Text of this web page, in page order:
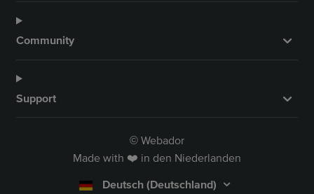
Community
Support
© Webador
Made with ❤️ in den Niederlanden
Deutsch (Deutschland)